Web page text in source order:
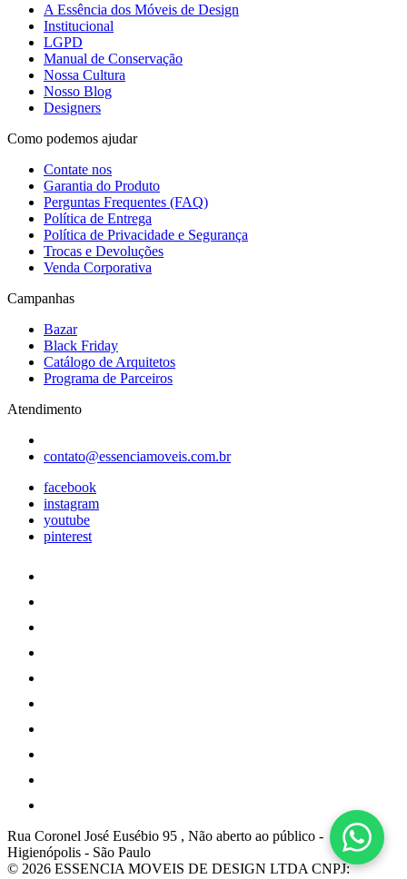
A Essência dos Móveis de Design
Institucional
LGPD
Manual de Conservação
Nossa Cultura
Nosso Blog
Designers
Como podemos ajudar
Contate nos
Garantia do Produto
Perguntas Frequentes (FAQ)
Política de Entrega
Política de Privacidade e Segurança
Trocas e Devoluções
Venda Corporativa
Campanhas
Bazar
Black Friday
Catálogo de Arquitetos
Programa de Parceiros
Atendimento
contato@essenciamoveis.com.br
facebook
instagram
youtube
pinterest
Rua Coronel José Eusébio 95 , Não aberto ao público -
Higienópolis - São Paulo
© 2026 ESSENCIA MOVEIS DE DESIGN LTDA CNPJ: